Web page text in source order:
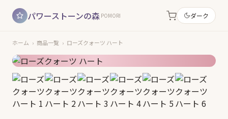
パワーストーンの森 POMORI ダーク
ホーム › 商品一覧 › ローズクォーツ ハート